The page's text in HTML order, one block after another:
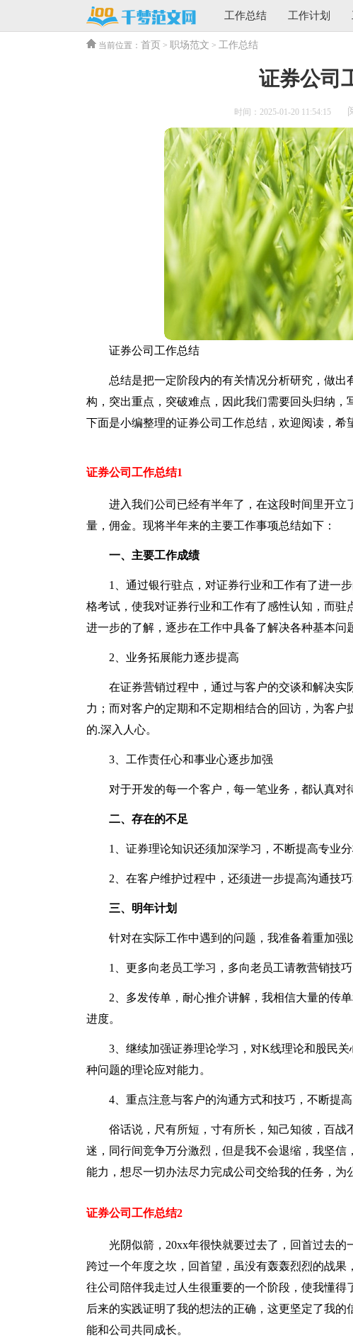
工作总结 工作计划
当前位置： 首页 > 职场范文 > 工作总结
证券公司
时间：2025-01-20 11:54:15
证券公司工作总结
总结是把一定阶段内的有关情况分析研究，做
构，突出重点，突破难点，因此我们需要回头归纳
下面是小编整理的证券公司工作总结，欢迎阅读，希
证券公司工作总结1
进入我们公司已经有半年了，在这段时间里开立
量，佣金。现将半年来的主要工作事项总结如下：
一、主要工作成绩
1、通过银行驻点，对证券行业和工作有了进一
格考试，使我对证券行业和工作有了感性认知，而
进一步的了解，逐步在工作中具备了解决各种基本问
2、业务拓展能力逐步提高
在证券营销过程中，通过与客户的交谈和解决
力；而对客户的定期和不定期相结合的回访，为客
的.深入人心。
3、工作责任心和事业心逐步加强
对于开发的每一个客户，每一笔业务，都认真对
二、存在的不足
1、证券理论知识还须加深学习，不断提高专业分
2、在客户维护过程中，还须进一步提高沟通技巧
三、明年计划
针对在实际工作中遇到的问题，我准备着重加强
1、更多向老员工学习，多向老员工请教营销技巧
2、多发传单，耐心推介讲解，我相信大量的传
进度。
3、继续加强证券理论学习，对K线理论和股民
种问题的理论应对能力。
4、重点注意与客户的沟通方式和技巧，不断提
俗话说，尺有所短，寸有所长，知己知彼，百
迷，同行间竞争万分激烈，但是我不会退缩，我坚
能力，想尽一切办法尽力完成公司交给我的任务，为
证券公司工作总结2
光阴似箭，20xx年很快就要过去了，回首过去
跨过一个年度之坎，回首望，虽没有轰轰烈烈的战
往公司陪伴我走过人生很重要的一个阶段，使我懂得
后来的实践证明了我的想法的正确，这更坚定了我
能和公司共同成长。